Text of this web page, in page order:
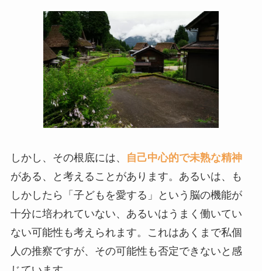
しかし、その根底には、
自己中心的で未熟な精神
がある、と考えることがあります。あるいは、も
しかしたら「子どもを愛する」という脳の機能が
十分に培われていない、あるいはうまく働いてい
ない可能性も考えられます。これはあくまで私個
人の推察ですが、その可能性も否定できないと感